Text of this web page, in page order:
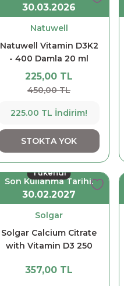
30.03.2026
Natuwell
Natuwell Vitamin D3K2
- 400 Damla 20 ml
225,00 TL
450,00 TL
225.00 TL İndirim!
STOKTA YOK
Tükendi
Son Kullanma Tarihi:
30.02.2027
Solgar
Solgar Calcium Citrate
with Vitamin D3 250
357,00 TL